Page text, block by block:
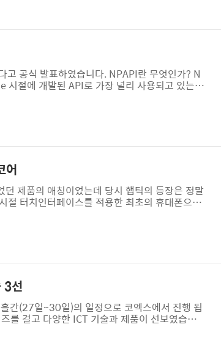
공식 발표하였습니다. NPAPI란 무엇인가? N
절에 개발된 API로 가장 널리 사용되고 있는
해주었습니다. 최근 마이크로소프트가 윈도우1
여 보안문제를 해결하고 궁극적으로 웹표준화
어
제품의 애칭이었는데 당시 햅틱의 등장은 정말
절 터치인터페이스를 적용한 최초의 휴대폰으로
품이었습니다. 물론 스마트폰의 보급으로 터치
너무도 당연하게 생각하고 있는 기술이 특허가
3선
(27일~30일)의 일정으로 코엑스에서 진행 됩
를 걸고 다양한 ICT 기술과 제품이 선보였습니
스마트TV인 타이젠TV가 일반에게 공개되어
2015에서 놓치면 안 될 전시내용과 가장 기